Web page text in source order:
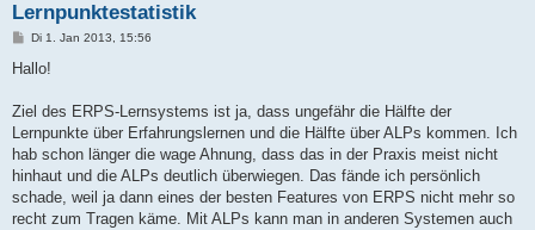
Lernpunktestatistik
B
i
a
Di 1. Jan 2013, 15:56
Hallo!
Ziel des ERPS-Lernsystems ist ja, dass ungefähr die Hälfte der
Lernpunkte über Erfahrungslernen und die Hälfte über ALPs kommen. Ich
hab schon länger die wage Ahnung, dass das in der Praxis meist nicht
hinhaut und die ALPs deutlich überwiegen. Das fände ich persönlich
schade, weil ja dann eines der besten Features von ERPS nicht mehr so
recht zum Tragen käme. Mit ALPs kann man in anderen Systemen auch